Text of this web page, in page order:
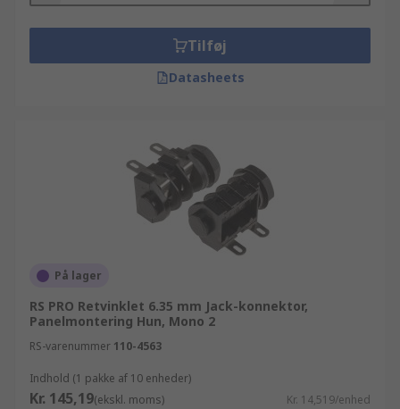
Tilføj
Datasheets
På lager
RS PRO Retvinklet 6.35 mm Jack-konnektor,
Panelmontering Hun, Mono 2
RS-varenummer 110-4563
Indhold (1 pakke af 10 enheder)
Kr. 145,19(ekskl. moms) Kr. 14,519/enhed